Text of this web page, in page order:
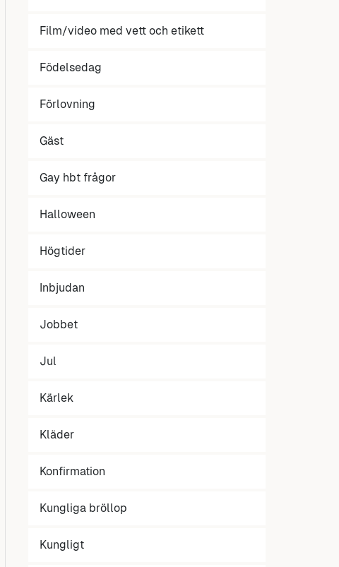
Film/video med vett och etikett
Födelsedag
Förlovning
Gäst
Gay hbt frågor
Halloween
Högtider
Inbjudan
Jobbet
Jul
Kärlek
Kläder
Konfirmation
Kungliga bröllop
Kungligt